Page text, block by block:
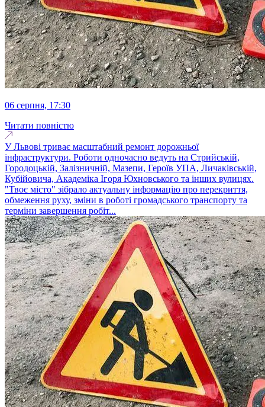
06 серпня, 17:30
Читати повністю
У Львові триває масштабний ремонт дорожньої
інфраструктури. Роботи одночасно ведуть на Стрийській,
Городоцькій, Залізничній, Мазепи, Героїв УПА, Личаківській,
Кубійовича, Академіка Ігоря Юхновського та інших вулицях.
"Твоє місто" зібрало актуальну інформацію про перекриття,
обмеження руху, зміни в роботі громадського транспорту та
терміни завершення робіт...